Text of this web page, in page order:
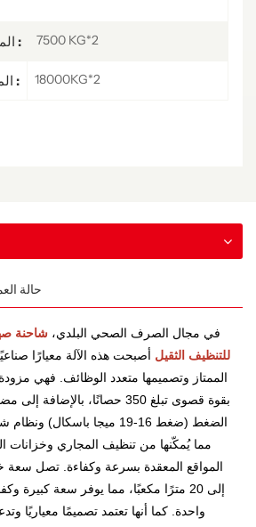
المحور الأمامي (كجم) : 7500 KG*2
المحور الخلفي (كجم) : 18000KG*2
حالة
في مجال الصرف الصحي البلدي، شاحنة
Howo 8x4 للتنظيف الثقيل أصبحت هذه الآلة معيارًا
الممتاز وتصميمها متعدد الوظائف. فهي
الضغط (ضغط 16-19 ميجا
مما يُمكّنها من تنظيف المجاري
المواقع المعقدة بسرعة وكفاءة. تصل
إلى 20 مترًا مكعبًا، مما يوفر سعة كبيرة
واحدة. كما أنها تعتمد تصميمًا معياريًا